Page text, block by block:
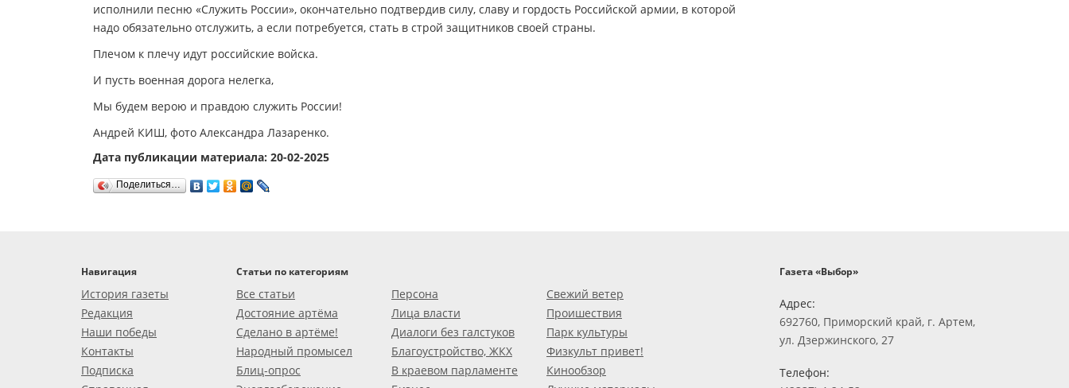
исполнили песню «Служить России», окончательно подтвердив силу, славу и гордость Российской армии, в которой
надо обязательно отслужить, а если потребуется, стать в строй защитников своей страны.
Плечом к плечу идут российские войска.
И пусть военная дорога нелегка,
Мы будем верою и правдою служить России!
Андрей КИШ, фото Александра Лазаренко.
Дата публикации материала: 20-02-2025
Поделиться…
Навигация
История газеты
Редакция
Наши победы
Контакты
Подписка
Статьи по категориям
Все статьи
Достояние артёма
Сделано в артёме!
Народный промысел
Блиц-опрос
Персона
Лица власти
Диалоги без галстуков
Благоустройство, ЖКХ
В краевом парламенте
Свежий ветер
Проишествия
Парк культуры
Физкульт привет!
Кинообзор
Газета «Выбор»
Адрес:
692760, Приморский край, г. Артем,
ул. Дзержинского, 27
Телефон: